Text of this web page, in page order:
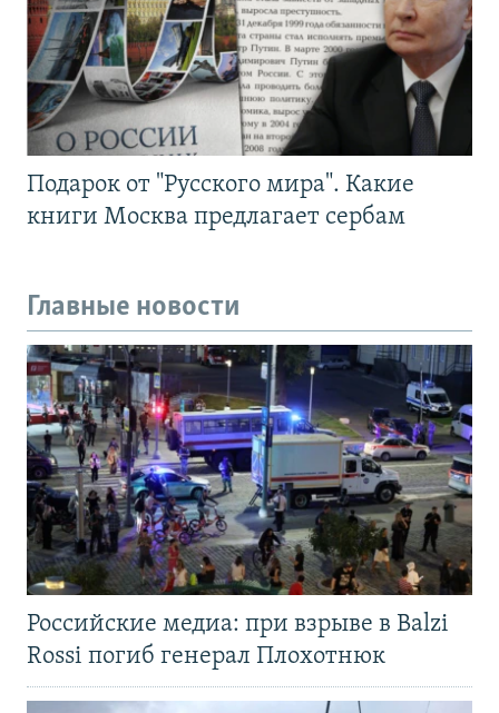
Подарок от "Русского мира". Какие
книги Москва предлагает сербам
Главные новости
Российские медиа: при взрыве в Balzi
Rossi погиб генерал Плохотнюк